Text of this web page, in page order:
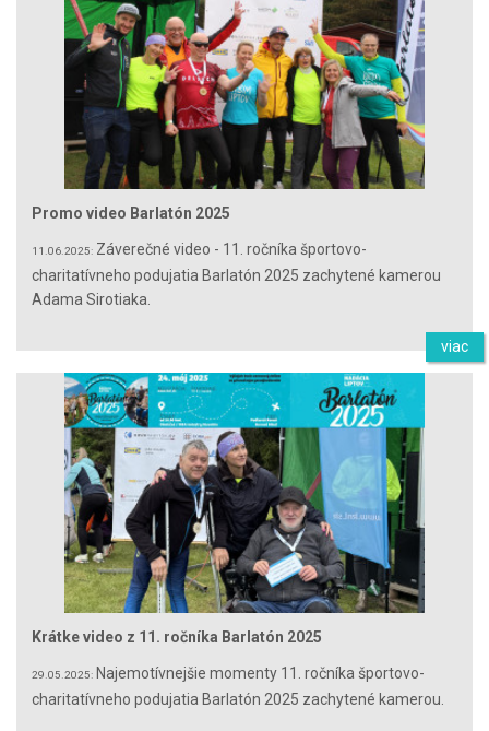
Promo video Barlatón 2025
11.06.2025: Záverečné video - 11. ročníka športovo-
charitatívneho podujatia Barlatón 2025 zachytené kamerou
Adama Sirotiaka.
viac
Krátke video z 11. ročníka Barlatón 2025
29.05.2025: Najemotívnejšie momenty 11. ročníka športovo-
charitatívneho podujatia Barlatón 2025 zachytené kamerou.